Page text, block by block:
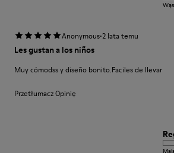
Anonymous·2 lata temu
Les gustan a los niños
Muy cómodss y diseño bonito.Faciles de llevar
Przetłumacz Opinię